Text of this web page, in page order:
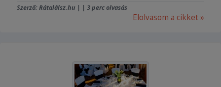
Szerző: Rátalálsz.hu | | 3 perc olvasás
Elolvasom a cikket »